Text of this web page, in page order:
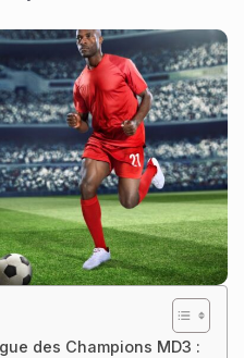
des Champions MD3 :